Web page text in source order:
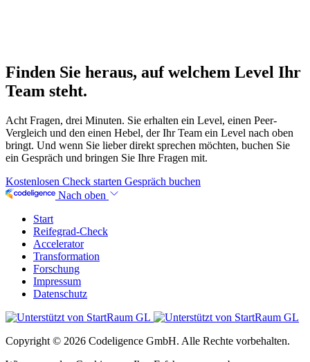
Finden Sie heraus, auf welchem Level Ihr
Team steht.
Acht Fragen, drei Minuten. Sie erhalten ein Level, einen Peer-
Vergleich und den einen Hebel, der Ihr Team ein Level nach oben
bringt. Und wenn Sie lieber direkt sprechen möchten, buchen Sie
ein Gespräch und bringen Sie Ihre Fragen mit.
Kostenlosen Check starten Gespräch buchen
Nach oben
Start
Reifegrad-Check
Accelerator
Transformation
Forschung
Impressum
Datenschutz
Copyright © 2026 Codeligence GmbH. Alle Rechte vorbehalten.